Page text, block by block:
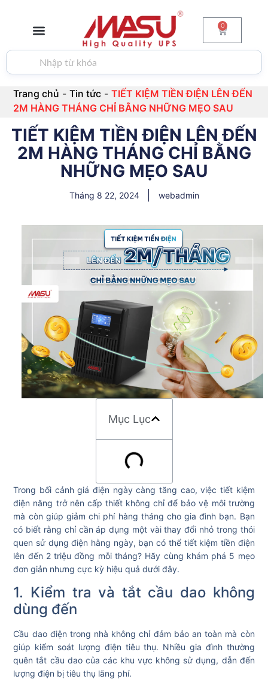
0
Trang chủ -Tin tức -TIẾT KIỆM TIỀN ĐIỆN LÊN ĐẾN
2M HÀNG THÁNG CHỈ BẰNG NHỮNG MẸO SAU
TIẾT KIỆM TIỀN ĐIỆN LÊN ĐẾN
2M HÀNG THÁNG CHỈ BẰNG
NHỮNG MẸO SAU
Tháng 8 22, 2024 webadmin
Mục Lục
Trong bối cảnh giá điện ngày càng tăng cao, việc tiết kiệm
điện năng trở nên cấp thiết không chỉ để bảo vệ môi trường
mà còn giúp giảm chi phí hàng tháng cho gia đình bạn. Bạn
có biết rằng chỉ cần áp dụng một vài thay đổi nhỏ trong thói
quen sử dụng điện hằng ngày, bạn có thể tiết kiệm tiền điện
lên đến 2 triệu đồng mỗi tháng? Hãy cùng khám phá 5 mẹo
đơn giản nhưng cực kỳ hiệu quả dưới đây.
1. Kiểm tra và tắt cầu dao không
dùng đến
Cầu dao điện trong nhà không chỉ đảm bảo an toàn mà còn
giúp kiểm soát lượng điện tiêu thụ. Nhiều gia đình thường
quên tắt cầu dao của các khu vực không sử dụng, dẫn đến
lượng điện bị tiêu thụ lãng phí.